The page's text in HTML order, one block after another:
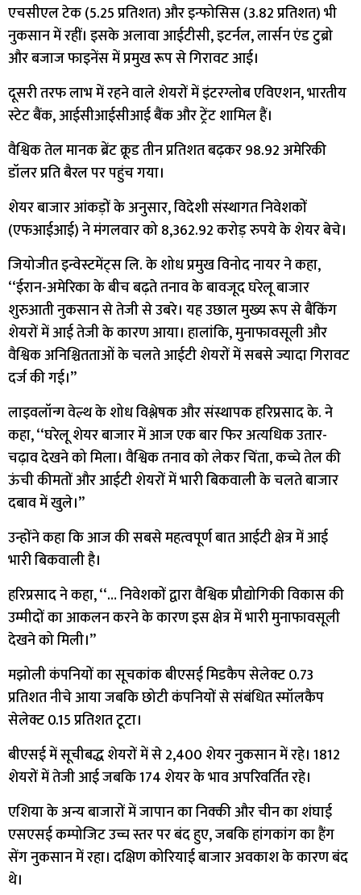
एचसीएल टेक (5.25 प्रतिशत) और इन्फोसिस (3.82 प्रतिशत) भी
नुकसान में रहीं। इसके अलावा आईटीसी, इटर्नल, लार्सन एंड टुब्रो
और बजाज फाइनेंस में प्रमुख रूप से गिरावट आई।
दूसरी तरफ लाभ में रहने वाले शेयरों में इंटरग्लोब एविएशन, भारतीय
स्टेट बैंक, आईसीआईसीआई बैंक और ट्रेंट शामिल हैं।
वैश्विक तेल मानक ब्रेंट क्रूड तीन प्रतिशत बढ़कर 98.92 अमेरिकी
डॉलर प्रति बैरल पर पहुंच गया।
शेयर बाजार आंकड़ों के अनुसार, विदेशी संस्थागत निवेशकों
(एफआईआई) ने मंगलवार को 8,362.92 करोड़ रुपये के शेयर बेचे।
जियोजीत इन्वेस्टमेंट्स लि. के शोध प्रमुख विनोद नायर ने कहा,
‘‘ईरान-अमेरिका के बीच बढ़ते तनाव के बावजूद घरेलू बाजार
शुरुआती नुकसान से तेजी से उबरे। यह उछाल मुख्य रूप से बैंकिंग
शेयरों में आई तेजी के कारण आया। हालांकि, मुनाफावसूली और
वैश्विक अनिश्चितताओं के चलते आईटी शेयरों में सबसे ज्यादा गिरावट
दर्ज की गई।’’
लाइवलॉन्ग वेल्थ के शोध विश्लेषक और संस्थापक हरिप्रसाद के. ने
कहा, ‘‘घरेलू शेयर बाजार में आज एक बार फिर अत्यधिक उतार-
चढ़ाव देखने को मिला। वैश्विक तनाव को लेकर चिंता, कच्चे तेल की
ऊंची कीमतों और आईटी शेयरों में भारी बिकवाली के चलते बाजार
दबाव में खुले।’’
उन्होंने कहा कि आज की सबसे महत्वपूर्ण बात आईटी क्षेत्र में आई
भारी बिकवाली है।
हरिप्रसाद ने कहा, ‘‘… निवेशकों द्वारा वैश्विक प्रौद्योगिकी विकास की
उम्मीदों का आकलन करने के कारण इस क्षेत्र में भारी मुनाफावसूली
देखने को मिली।’’
मझोली कंपनियों का सूचकांक बीएसई मिडकैप सेलेक्ट 0.73
प्रतिशत नीचे आया जबकि छोटी कंपनियों से संबंधित स्मॉलकैप
सेलेक्ट 0.15 प्रतिशत टूटा।
बीएसई में सूचीबद्ध शेयरों में से 2,400 शेयर नुकसान में रहे। 1812
शेयरों में तेजी आई जबकि 174 शेयर के भाव अपरिवर्तित रहे।
एशिया के अन्य बाजारों में जापान का निक्की और चीन का शंघाई
एसएसई कम्पोजिट उच्च स्तर पर बंद हुए, जबकि हांगकांग का हैंग
सेंग नुकसान में रहा। दक्षिण कोरियाई बाजार अवकाश के कारण बंद
थे।